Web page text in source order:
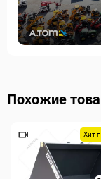
Похожие
Хит